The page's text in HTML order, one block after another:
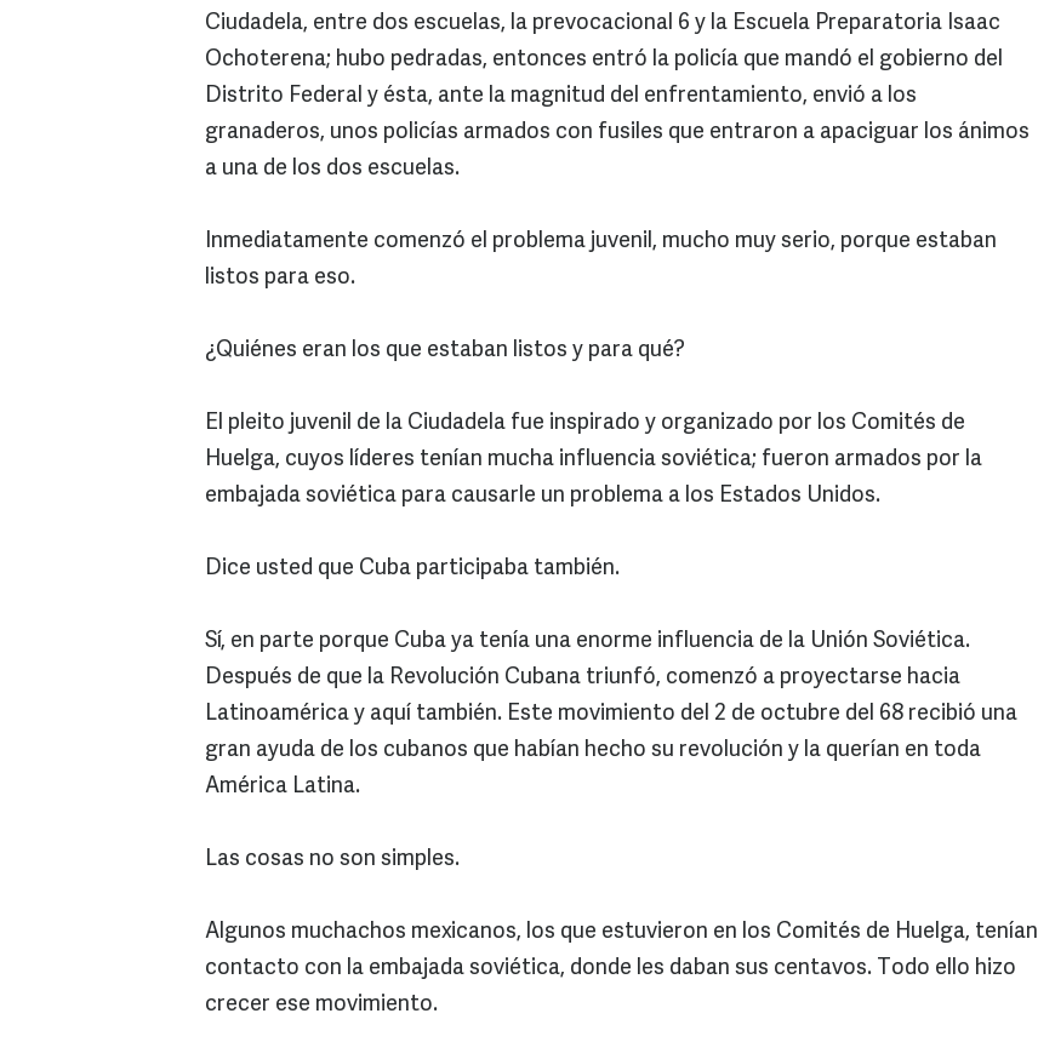
Ciudadela, entre dos escuelas, la prevocacional 6 y la Escuela Preparatoria Isaac
Ochoterena; hubo pedradas, entonces entró la policía que mandó el gobierno del
Distrito Federal y ésta, ante la magnitud del enfrentamiento, envió a los
granaderos, unos policías armados con fusiles que entraron a apaciguar los ánimos
a una de los dos escuelas.
Inmediatamente comenzó el problema juvenil, mucho muy serio, porque estaban
listos para eso.
¿Quiénes eran los que estaban listos y para qué?
El pleito juvenil de la Ciudadela fue inspirado y organizado por los Comités de
Huelga, cuyos líderes tenían mucha influencia soviética; fueron armados por la
embajada soviética para causarle un problema a los Estados Unidos.
Dice usted que Cuba participaba también.
Sí, en parte porque Cuba ya tenía una enorme influencia de la Unión Soviética.
Después de que la Revolución Cubana triunfó, comenzó a proyectarse hacia
Latinoamérica y aquí también. Este movimiento del 2 de octubre del 68 recibió una
gran ayuda de los cubanos que habían hecho su revolución y la querían en toda
América Latina.
Las cosas no son simples.
Algunos muchachos mexicanos, los que estuvieron en los Comités de Huelga, tenían
contacto con la embajada soviética, donde les daban sus centavos. Todo ello hizo
crecer ese movimiento.